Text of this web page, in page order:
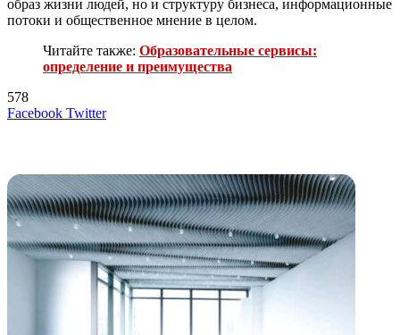
образ жизни людей, но и структуру бизнеса, информационные
потоки и общественное мнение в целом.
Читайте также: Образовательные сервисы:
определение и преимущества
578
Facebook TwitterLinkedIn
Tumblr
Reddit
Вконтакте
Одноклассники
Skype
Messenger
Messenger
WhatsApp
Telegram
Viber
Line
Поделиться
Печатать